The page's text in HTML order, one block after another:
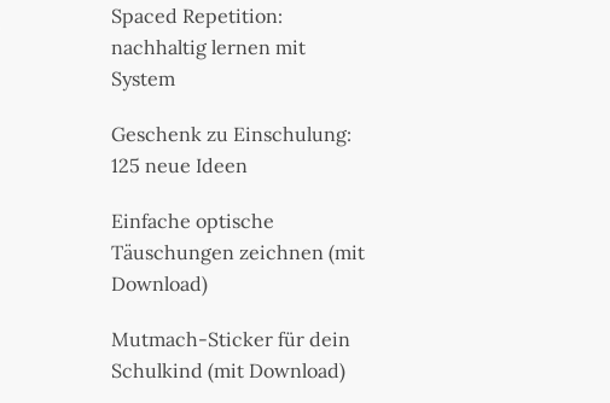
Spaced Repetition:
nachhaltig lernen mit
System
Geschenk zu Einschulung:
125 neue Ideen
Einfache optische
Täuschungen zeichnen (mit
Download)
Mutmach-Sticker für dein
Schulkind (mit Download)